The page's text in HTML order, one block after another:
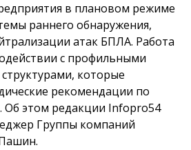
в плановом режиме
раннего обнаружения,
атак БПЛА. Работа
с профильными
которые
рекомендации по
Об этом редакции Infopro54
Группы компаний